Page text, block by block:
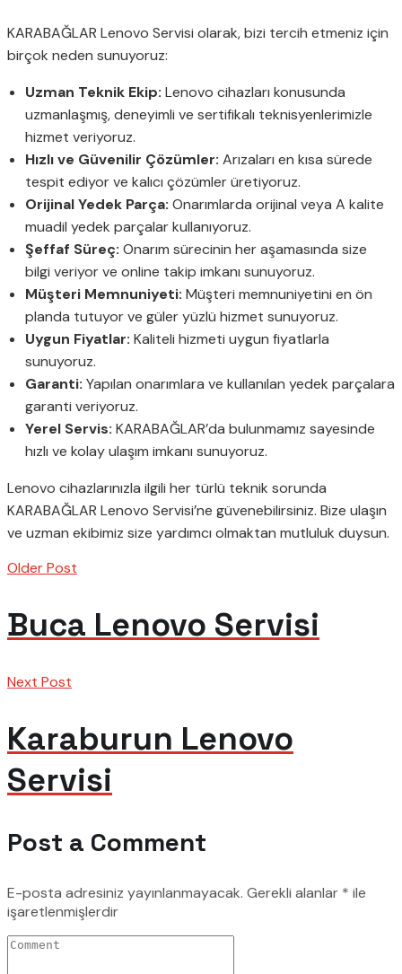
KARABAĞLAR Lenovo Servisi olarak, bizi tercih etmeniz için
birçok neden sunuyoruz:
Uzman Teknik Ekip: Lenovo cihazları konusunda
uzmanlaşmış, deneyimli ve sertifikalı teknisyenlerimizle
hizmet veriyoruz.
Hızlı ve Güvenilir Çözümler: Arızaları en kısa sürede
tespit ediyor ve kalıcı çözümler üretiyoruz.
Orijinal Yedek Parça: Onarımlarda orijinal veya A kalite
muadil yedek parçalar kullanıyoruz.
Şeffaf Süreç: Onarım sürecinin her aşamasında size
bilgi veriyor ve online takip imkanı sunuyoruz.
Müşteri Memnuniyeti: Müşteri memnuniyetini en ön
planda tutuyor ve güler yüzlü hizmet sunuyoruz.
Uygun Fiyatlar: Kaliteli hizmeti uygun fiyatlarla
sunuyoruz.
Garanti: Yapılan onarımlara ve kullanılan yedek parçalara
garanti veriyoruz.
Yerel Servis: KARABAĞLAR’da bulunmamız sayesinde
hızlı ve kolay ulaşım imkanı sunuyoruz.
Lenovo cihazlarınızla ilgili her türlü teknik sorunda
KARABAĞLAR Lenovo Servisi’ne güvenebilirsiniz. Bize ulaşın
ve uzman ekibimiz size yardımcı olmaktan mutluluk duysun.
Older Post
Buca Lenovo Servisi
Next Post
Karaburun Lenovo
Servisi
Post a Comment
E-posta adresiniz yayınlanmayacak. Gerekli alanlar * ile
işaretlenmişlerdir